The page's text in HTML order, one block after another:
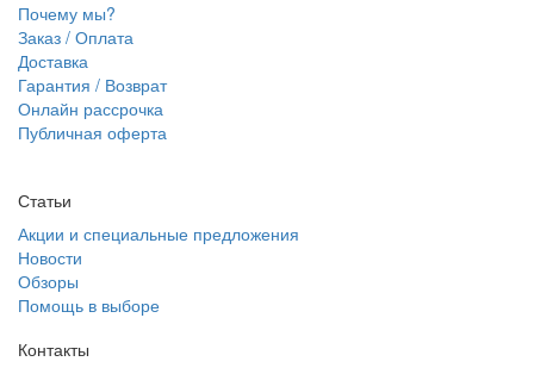
Почему мы?
Заказ / Оплата
Доставка
Гарантия / Возврат
Онлайн рассрочка
Публичная оферта
Статьи
Акции и специальные предложения
Новости
Обзоры
Помощь в выборе
Контакты